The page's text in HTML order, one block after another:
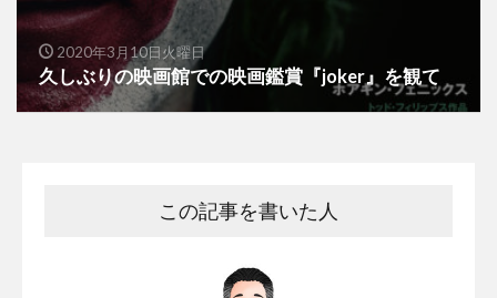
2020年3月10日火曜日
久しぶりの映画館での映画鑑賞『joker』を観て
この記事を書いた人